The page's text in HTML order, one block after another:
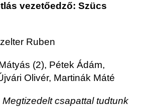
vezetőedző: Szücs
Ruben
(2), Pétek Ádám,
Olivér, Martinák Máté
Megtizedelt csapattal tudtunk